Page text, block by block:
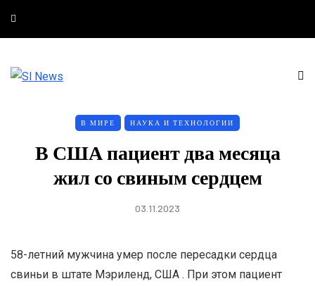
В МИРЕ НАУКА И ТЕХНОЛОГИИ
В США пациент два месяца
жил со свиным сердцем
03.11.2023
58-летний мужчина умер после пересадки сердца
свиньи в штате Мэриленд, США . При этом пациент